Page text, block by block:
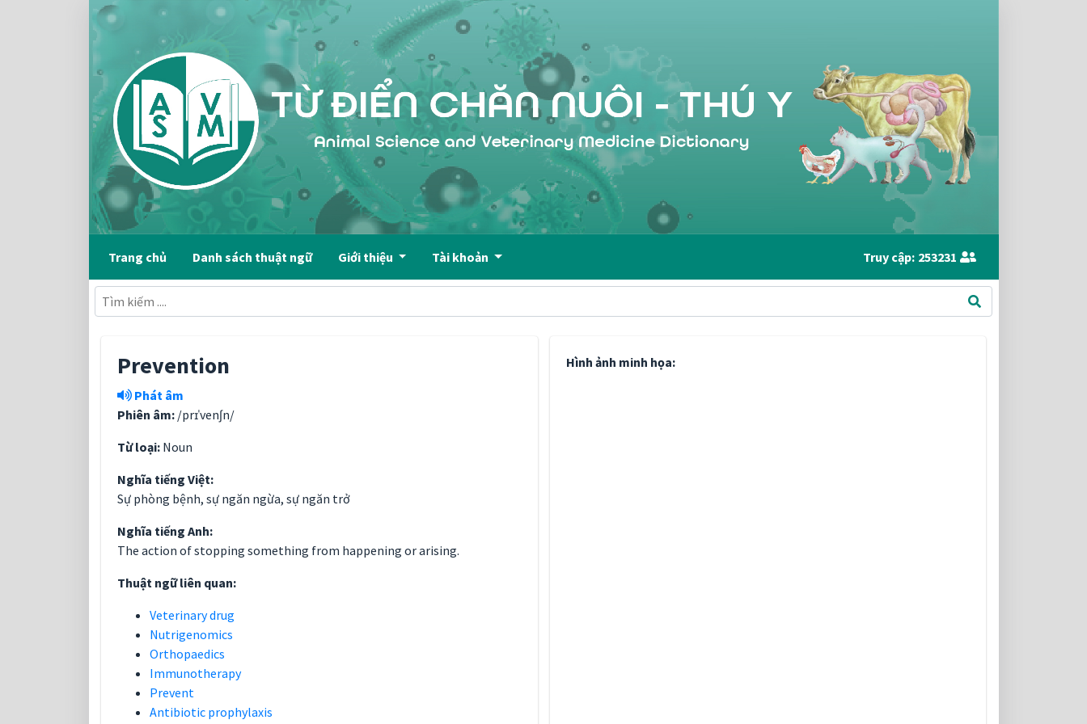
Trang chủ Danh sách thuật ngữ Giới thiệu Tài khoản Truy cập: 253231
Prevention
Phát âm
Phiên âm: /prɪˈvenʃn/
Từ loại: Noun
Nghĩa tiếng Việt:
Sự phòng bệnh, sự ngăn ngừa, sự ngăn trở
Nghĩa tiếng Anh:
The action of stopping something from happening or arising.
Thuật ngữ liên quan:
Veterinary drug
Nutrigenomics
Orthopaedics
Immunotherapy
Prevent
Antibiotic prophylaxis
Hình ảnh minh họa: